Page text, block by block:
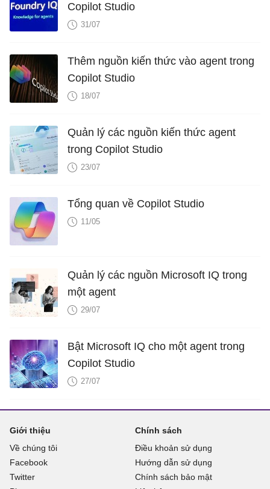
Copilot Studio
31/07
Thêm nguồn kiến ​​thức vào agent trong
Copilot Studio
18/07
Quản lý các nguồn kiến ​​thức agent
trong Copilot Studio
23/07
Tổng quan về Copilot Studio
11/05
Quản lý các nguồn Microsoft IQ trong
một agent
29/07
Bật Microsoft IQ cho một agent trong
Copilot Studio
27/07
Giới thiệu
Về chúng tôi
Facebook
Twitter
Chính sách
Điều khoản sử dụng
Hướng dẫn sử dụng
Chính sách bảo mật